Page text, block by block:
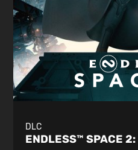
DLC
ENDLESS™ SPACE 2: